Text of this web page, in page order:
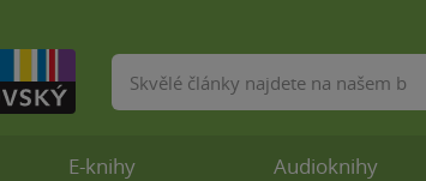
E-knihy Audioknihy
Vyhledávání